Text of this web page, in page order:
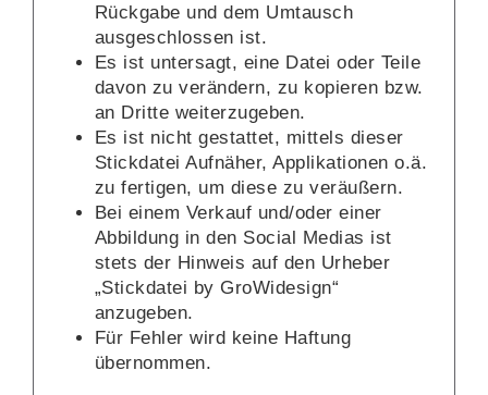
Rückgabe und dem Umtausch
ausgeschlossen ist.
Es ist untersagt, eine Datei oder Teile
davon zu verändern, zu kopieren bzw.
an Dritte weiterzugeben.
Es ist nicht gestattet, mittels dieser
Stickdatei Aufnäher, Applikationen o.ä.
zu fertigen, um diese zu veräußern.
Bei einem Verkauf und/oder einer
Abbildung in den Social Medias ist
stets der Hinweis auf den Urheber
„Stickdatei by GroWidesign“
anzugeben.
Für Fehler wird keine Haftung
übernommen.